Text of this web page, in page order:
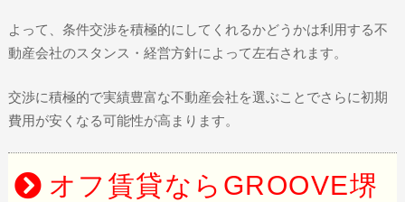
よって、条件交渉を積極的にしてくれるかどうかは利用する不
動産会社のスタンス・経営方針によって左右されます。
交渉に積極的で実績豊富な不動産会社を選ぶことでさらに初期
費用が安くなる可能性が高まります。
オフ賃貸ならGROOVE堺